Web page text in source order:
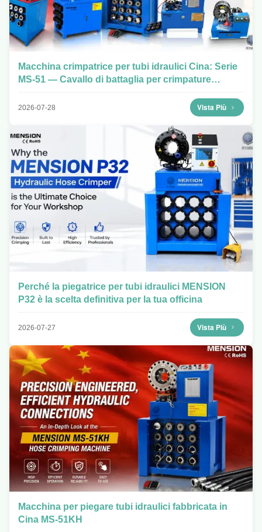
Macchina crimpatrice per tubi idraulici Cina: Serie
MS-51 — Cavallo di battaglia per crimpature
2026-07-28 Vista Più
Perché la piegatrice per tubi idraulici MENSION
P32 è la scelta definitiva per la tua officina
2026-07-27 Vista Più
Macchina per piegare tubi idraulici fabbricata in
Cina MS-51KH